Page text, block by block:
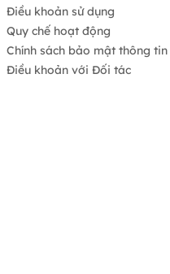
Điều khoản sử dụng
Quy chế hoạt động
Chính sách bảo mật thông tin
Điều khoản với Đối tác